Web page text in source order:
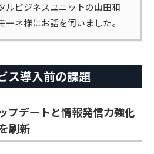
ルビジネスユニットの山田和
ネ様にお話を伺いました。
ス導入前の課題
プデートと情報発信力強化
刷新